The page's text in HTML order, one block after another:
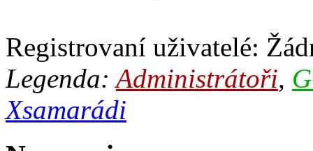
Registrovaní uživatelé:
Legenda:Administrátoři,
Xsamarádi